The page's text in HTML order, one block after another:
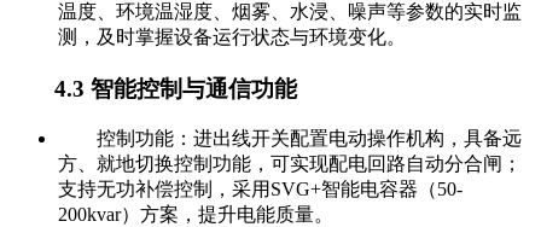
温度、环境温湿度、烟雾、水浸、噪声等参数的实时监
测，及时掌握设备运行状态与环境变化。
4.3 智能控制与通信功能
控制功能：进出线开关配置电动操作机构，具备远
方、就地切换控制功能，可实现配电回路自动分合闸；
支持无功补偿控制，采用SVG+智能电容器（50-
200kvar）方案，提升电能质量。